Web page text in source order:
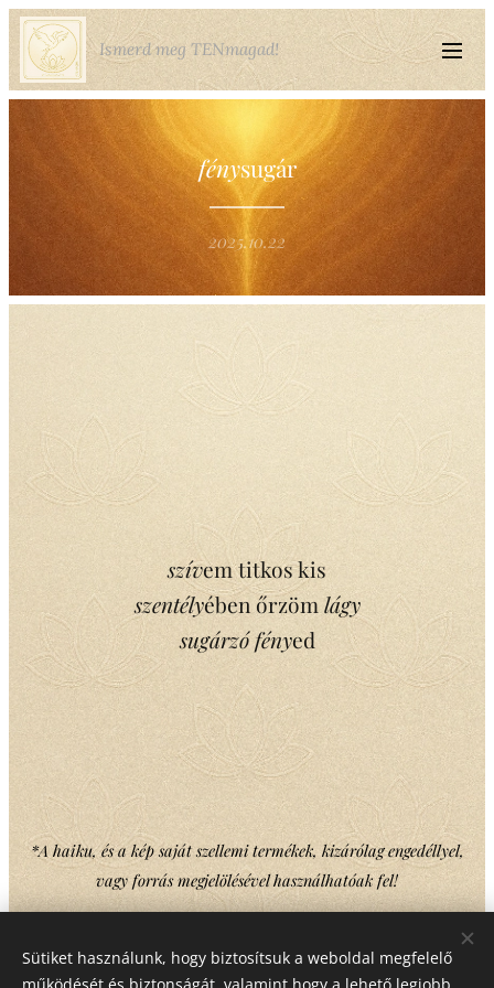
Ismerd meg TENmagad!
fénysugár
2025.10.22
szívem titkos kis
szentélyében őrzöm lágy
sugárzó fényed
*A haiku, és a kép saját szellemi termékek, kizárólag engedéllyel,
vagy forrás megjelölésével használhatóak fel!
Share
Sütiket használunk, hogy biztosítsuk a weboldal megfelelő